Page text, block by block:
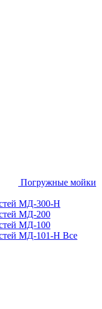
Погружные мойки
МД-300-H
МД-200
МД-100
МД-101-Н Все